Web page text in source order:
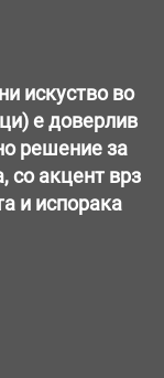
искуство во
е доверлив
решение за
со акцент врз
и испорака